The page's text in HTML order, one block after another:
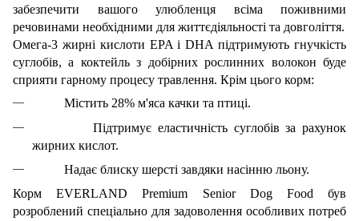
забезпечити вашого улюбленця всіма поживними
речовинами необхідними для життєдіяльності та довголіття.
Омега-3 жирні кислоти EPA і DHA підтримують гнучкість
суглобів, а коктейль з добірних рослинних волокон буде
сприяти гарному процесу травлення. Крім цього корм:
Містить 28% м'яса качки та птиці.
Підтримує еластичність суглобів за рахунок
жирних кислот.
Надає блиску шерсті завдяки насінню льону.
Корм EVERLAND Premium Senior Dog Food був
розроблений спеціально для задоволення особливих потреб